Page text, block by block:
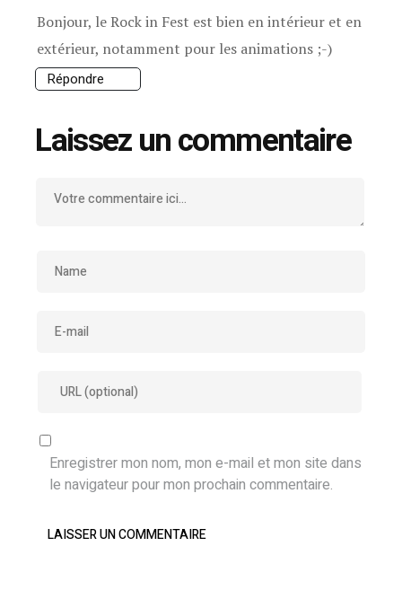
Bonjour, le Rock in Fest est bien en intérieur et en
extérieur, notamment pour les animations ;-)
Répondre
Laissez un commentaire
Enregistrer mon nom, mon e-mail et mon site dans
le navigateur pour mon prochain commentaire.